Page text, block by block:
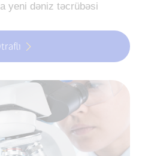
yeni dəniz təcrübəsi